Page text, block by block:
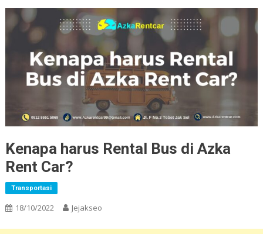
Kenapa harus Rental Bus di Azka
Rent Car?
Transportasi
18/10/2022 Jejakseo